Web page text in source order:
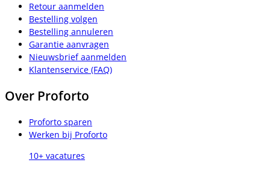
Retour aanmelden
Bestelling volgen
Bestelling annuleren
Garantie aanvragen
Nieuwsbrief aanmelden
Klantenservice (FAQ)
Over Proforto
Proforto sparen
Werken bij Proforto
10+ vacatures